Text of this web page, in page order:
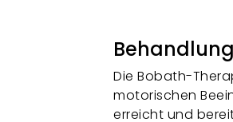
Die Bobath-
motorischen
erreicht und